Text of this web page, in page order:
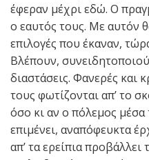
έφεραν μέχρι εδώ. Ο
ο εαυτός τους. Με αυτόν
επιλογές που έκαναν,
Βλέπουν,
διαστάσεις. Φανερές και
τους φωτίζονται απ’ το
όσο κι αν ο πόλεμος μέσα
επιμένει, αναπόφευκτα
απ’ τα ερείπια προβάλλει